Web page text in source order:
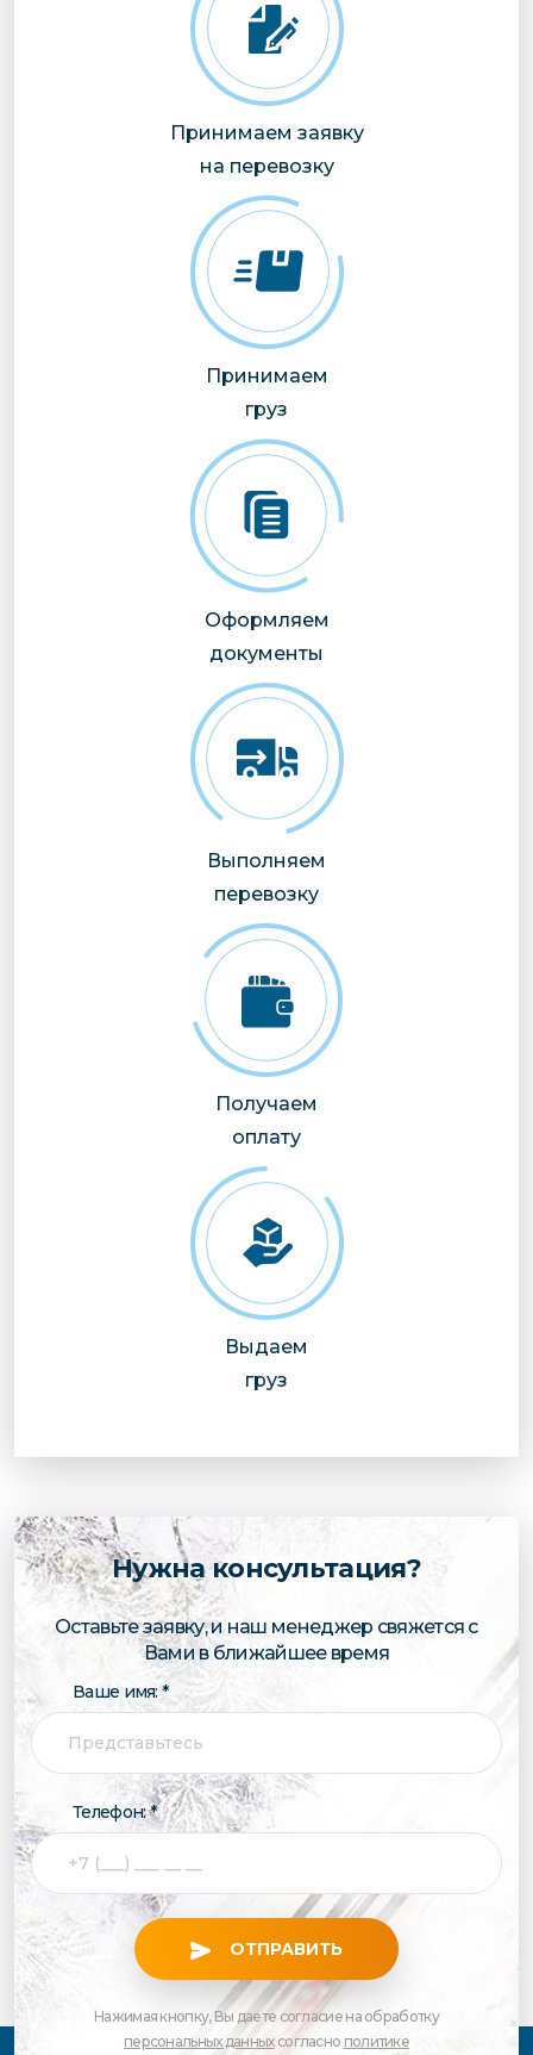
Принимаем заявку
на перевозку
Принимаем
груз
Оформляем
документы
Выполняем
перевозку
Получаем
оплату
Выдаем
груз
Нужна консультация?
Оставьте заявку, и наш менеджер свяжется с
Вами в ближайшее время
Ваше имя: *
Телефон: *
ОТПРАВИТЬ
Нажимая кнопку, Вы даете согласие на обработку
персональных данныхсогласно политике